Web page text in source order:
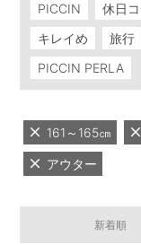
PICCIN 休日
キレイめ
旅行
PICCIN PERLA
161～165㎝
アウター
新着順